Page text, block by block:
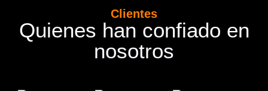
Clientes
Quienes han confiado en
nosotros